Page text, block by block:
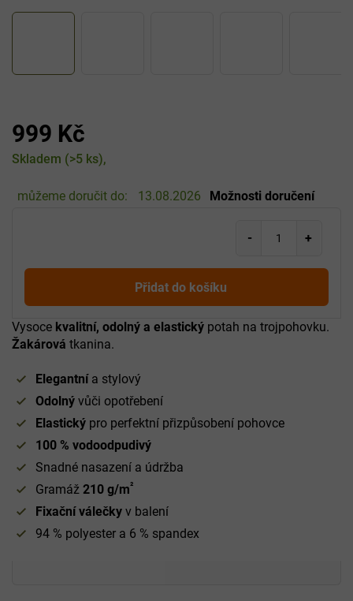
999 Kč
Měrná
Skladem (>5 ks)
můžeme doručit do: 13.08.2026 Možnosti doručení
Přidat do košíku
Vysoce kvalitní, odolný a elastický potah na trojpohovku.
Žakárová tkanina.
Elegantnía stylový
Odolný vůči opotřebení
Elastický pro perfektní přizpůsobení pohovce
100 % vodoodpudivý
Snadné nasazení a údržba
Gramáž 210 g/m²
Fixační válečky v balení
94 % polyester a 6 % spandex